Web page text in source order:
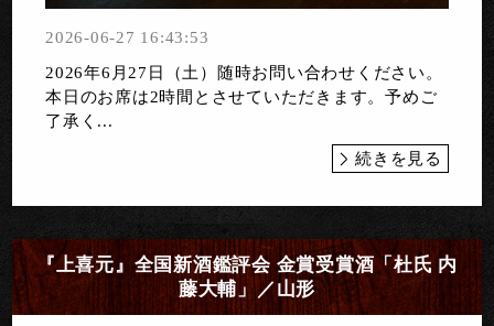
2026-06-27 16:43:53
2026年6月27日（土）随時お問い合わせください。
本日のお席は2時間とさせていただきます。予めご
了承く...
続きを見る
『上喜元』全国新酒鑑評会 金賞受賞酒「杜氏 内
藤大輔」／山形